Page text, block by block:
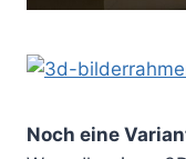
Noch eine